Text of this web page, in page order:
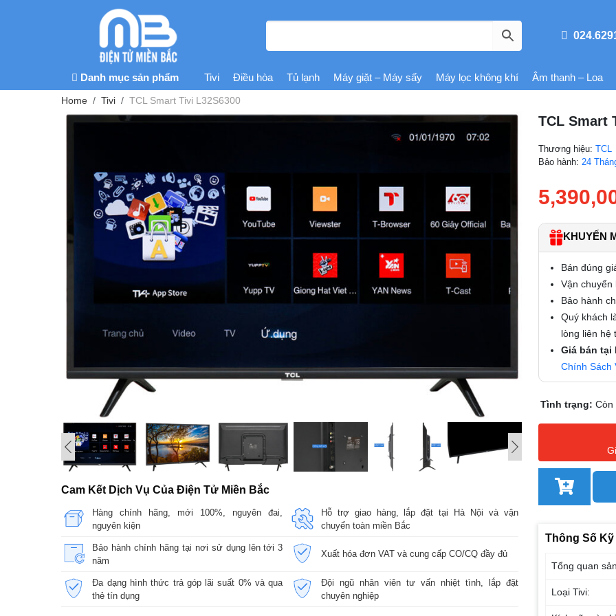
Danh mục sản phẩm Tivi Điều hòa Tủ lạnh Máy giặt – Máy sấy Máy lọc không khí Âm thanh – Loa
Home Tivi TCL Smart Tivi L32S6300
Cam Kết Dịch Vụ Của Điện Tử Miền Bắc
Hàng chính hãng, mới 100%, nguyên đai,
nguyên kiện
Hỗ trợ giao hàng, lắp đặt tại Hà Nội và vận
chuyển toàn miền Bắc
Bảo hành chính hãng tại nơi sử dụng lên tới 3
năm
Xuất hóa đơn VAT và cung cấp CO/CQ đầy đủ
Đa dạng hình thức trả góp lãi suất 0% và qua
thẻ tín dụng
Đội ngũ nhân viên tư vấn nhiệt tình, lắp đặt
chuyên nghiệp
TCL Smart
Thương hiệu:TCL
Bảo hành: 24
KHUYẾN
Bán đúng
Vận chuyển
Bảo hành
Quý khách
lòng liên hệ
Giá bán tại
Chính Sách
Tình trạng: Còn
Thông Số
Tổng quan
Loại Tivi: